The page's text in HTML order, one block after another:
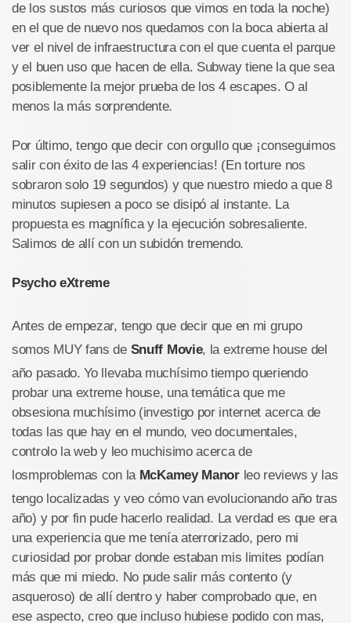
de los sustos más curiosos que vimos en toda la noche)
en el que de nuevo nos quedamos con la boca abierta al
ver el nivel de infraestructura con el que cuenta el parque
y el buen uso que hacen de ella. Subway tiene la que sea
posiblemente la mejor prueba de los 4 escapes. O al
menos la más sorprendente.
Por último, tengo que decir con orgullo que ¡conseguimos
salir con éxito de las 4 experiencias! (En torture nos
sobraron solo 19 segundos) y que nuestro miedo a que 8
minutos supiesen a poco se disipó al instante. La
propuesta es magnífica y la ejecución sobresaliente.
Salimos de allí con un subidón tremendo.
Psycho eXtreme
Antes de empezar, tengo que decir que en mi grupo
somos MUY fans de Snuff Movie, la extreme house del
año pasado. Yo llevaba muchísimo tiempo queriendo
probar una extreme house, una temática que me
obsesiona muchísimo (investigo por internet acerca de
todas las que hay en el mundo, veo documentales,
controlo la web y leo muchisimo acerca de
losmproblemas con la McKamey Manorleo reviews y las
tengo localizadas y veo cómo van evolucionando año tras
año) y por fin pude hacerlo realidad. La verdad es que era
una experiencia que me tenía aterrorizado, pero mi
curiosidad por probar donde estaban mis limites podían
más que mi miedo. No pude salir más contento (y
asqueroso) de allí dentro y haber comprobado que, en
ese aspecto, creo que incluso hubiese podido con mas,